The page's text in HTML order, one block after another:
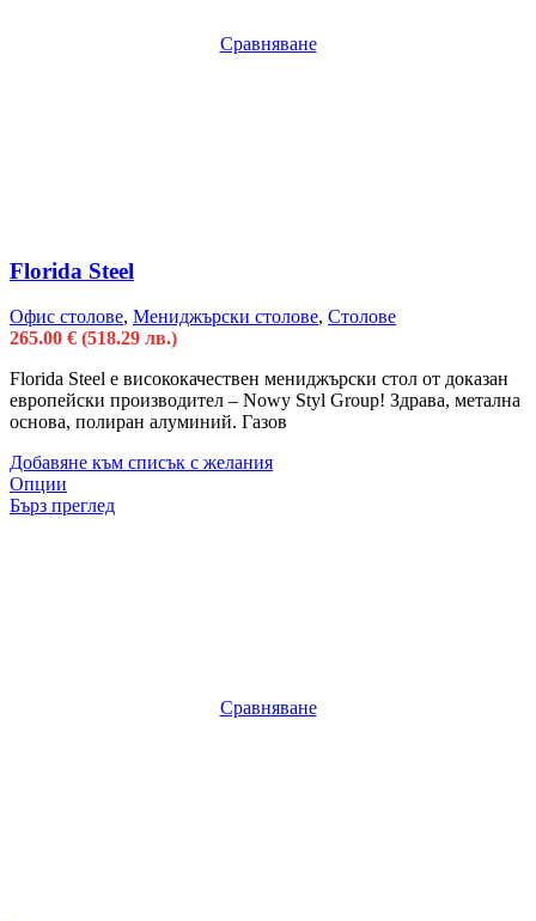
Сравняване
Florida Steel
Офис столове, Мениджърски столове, Столове
265.00 € (518.29 лв.)
Florida Steel е висококачествен мениджърски стол от доказан
европейски производител – Nowy Styl Group! Здрава, метална
основа, полиран алуминий. Газов
Добавяне към списък с желания
Опции
Бърз преглед
Сравняване